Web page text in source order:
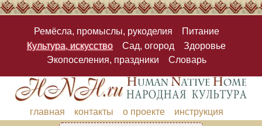
Ремёсла, промыслы, рукоделия
Питание
Культура, искусство
Сад, огород
Здоровье
Экопоселения, праздники
Словарь
главная контакты о проекте инструкция